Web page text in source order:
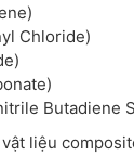
Chloride)
Butadiene
liệu